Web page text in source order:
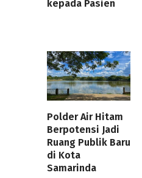
kepada Pasien
Polder Air Hitam
Berpotensi Jadi
Ruang Publik Baru
di Kota
Samarinda